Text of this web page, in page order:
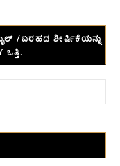
/ಬರಹದ ಶೀರ್ಷಿಕೆಯನ್ನು
ಒತ್ತಿ.